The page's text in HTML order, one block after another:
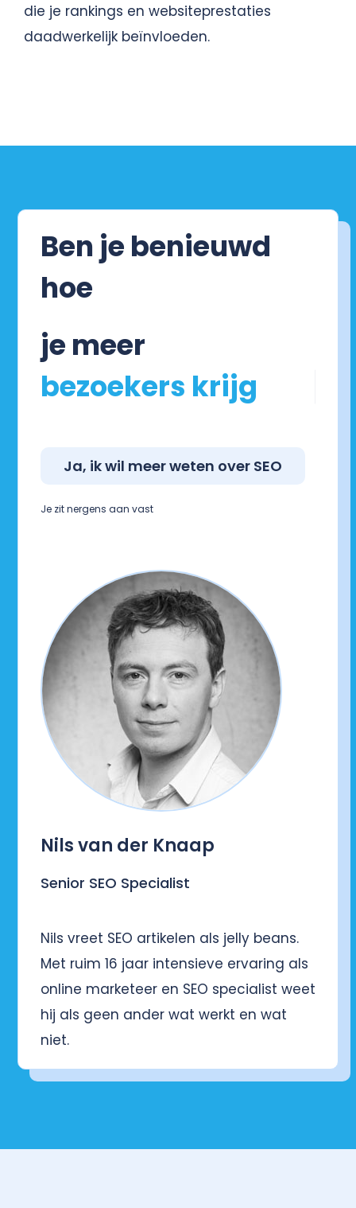
die je rankings en websiteprestaties
daadwerkelijk beïnvloeden.
Ben je benieuwd
hoe
je meer
Ja, ik wil meer weten over SEO
Je zit nergens aan vast
Nils van der Knaap
Senior SEO Specialist
Nils vreet SEO artikelen als jelly beans.
Met ruim 16 jaar intensieve ervaring als
online marketeer en SEO specialist weet
hij als geen ander wat werkt en wat
niet.